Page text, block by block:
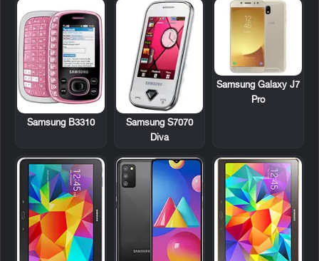
Samsung Galaxy J7
Pro
Samsung S7070
Diva
Samsung B3310